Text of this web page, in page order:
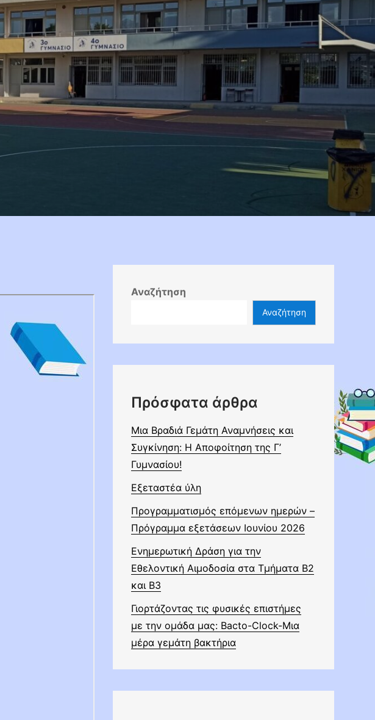
Αναζήτηση
Αναζήτηση
Πρόσφατα άρθρα
Μια Βραδιά Γεμάτη Αναμνήσεις και
Συγκίνηση: Η Αποφοίτηση της Γ’
Γυμνασίου!
Εξεταστέα ύλη
Προγραμματισμός επόμενων ημερών –
Πρόγραμμα εξετάσεων Ιουνίου 2026
Ενημερωτική Δράση για την
Εθελοντική Αιμοδοσία στα Τμήματα Β2
και Β3
Γιορτάζοντας τις φυσικές επιστήμες
με την ομάδα μας: Bacto-Clock-Μια
μέρα γεμάτη βακτήρια